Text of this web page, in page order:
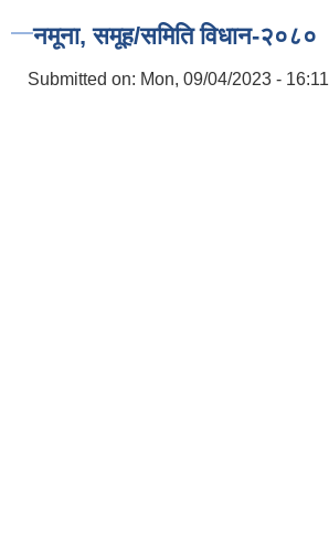
नमूना, समूह/समिति विधान-२०८०
Submitted on: Mon, 09/04/2023 - 16:11